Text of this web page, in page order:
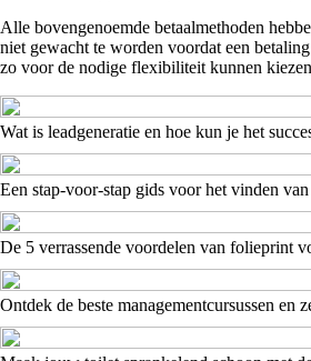
Alle bovengenoemde betaalmethoden
niet gewacht te worden voordat een
zo voor de nodige flexibiliteit kunnen
Wat is leadgeneratie en hoe kun je het
Een stap-voor-stap gids voor het vinden
De 5 verrassende voordelen van folieprint
Ontdek de beste managementcursussen en